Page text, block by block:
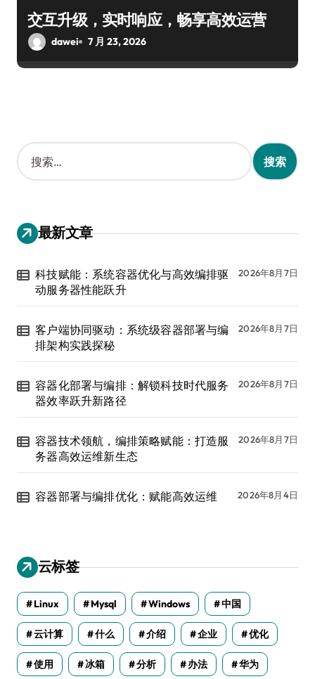
交互升级，实时响应，畅享高效运营
dawei 7 月 23, 2026
搜
索
：
最新文章
科技赋能：系统容器优化与高效编排驱
动服务器性能跃升
2026年8月7日
客户端协同驱动：系统级容器部署与编
排架构实践探秘
2026年8月7日
容器化部署与编排：解锁科技时代服务
器效率跃升新路径
2026年8月7日
容器技术领航，编排策略赋能：打造服
务器高效运维新生态
2026年8月7日
容器部署与编排优化：赋能高效运维 2026年8月4日
云标签
Linux Mysql Windows 中国
云计算 什么 介绍 企业 优化
使用 冰箱 分析 办法 华为